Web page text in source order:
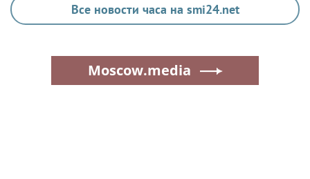
Все новости часа на smi24.net
Moscow.media